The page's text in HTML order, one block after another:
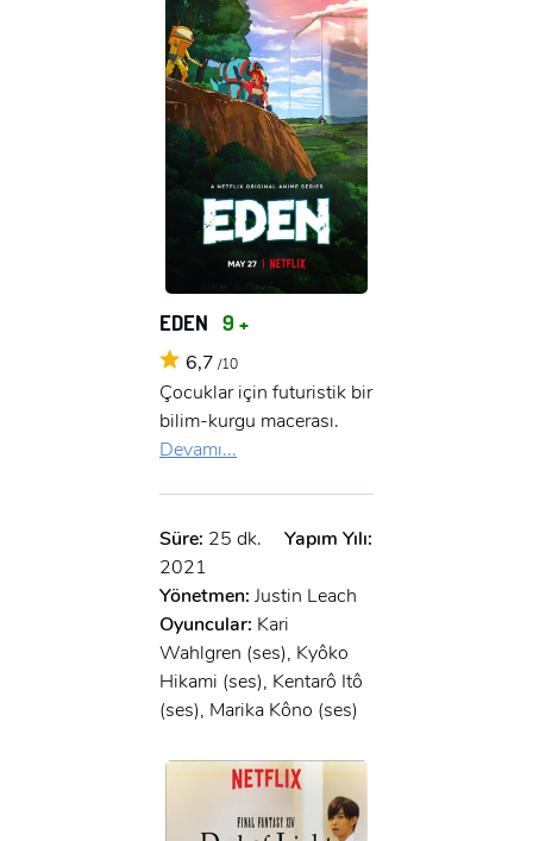
EDEN 9 +
6,7 /10
Çocuklar için futuristik bir
bilim-kurgu macerası.
Devamı...
Süre: 25 dk.
Yapım Yılı:
2021
Yönetmen: Justin Leach
Oyuncular: Kari
Wahlgren (ses), Kyôko
Hikami (ses), Kentarô Itô
(ses), Marika Kôno (ses)